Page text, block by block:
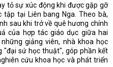
tỏ sự xúc động khi được gặp gỡ
tại Liên bang Nga. Theo bà,
sau khi trở về quê hương chính
của hợp tác giáo dục giữa hai
giảng viên, nhà khoa học
"đại sứ học thuật", góp phần kết
cứu khoa học và phát triển